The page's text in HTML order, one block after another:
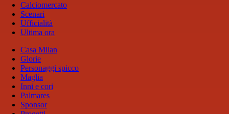
Calciomercato
Scenari
Ufficialità
Ultima ora
Casa Milan
Glorie
Personaggi spicco
Maglia
Inni e cori
Palmares
Sponsor